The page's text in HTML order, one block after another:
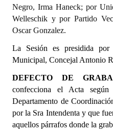
Reglamento Interno
Digesto
Organigrama
DOCUMENTOS
Informes de Gestión
Proyectos Presentados
Negro, Irma Haneck; por
Welleschik y por Partido
Oscar Gonzalez.
La Sesión es presidida
Municipal, Concejal Antonio
DEFECTO DE
confecciona el Acta
Departamento de
por la Sra Intendenta y que
aquellos párrafos donde la